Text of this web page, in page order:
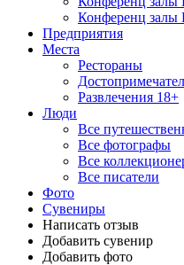
Конференц залы
Предприятия
Места
Рестораны
Развлечения 18+
Люди
Все
Все фотографы
Все
Все писатели
Фото
Сувениры
Написать отзыв
Добавить сувенир
Добавить фото